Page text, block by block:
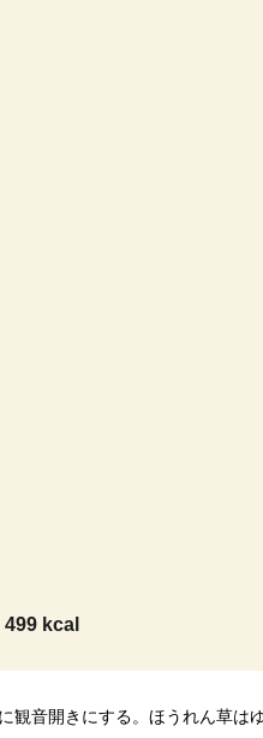
499 kcal
観音開きにする。ほうれん草は